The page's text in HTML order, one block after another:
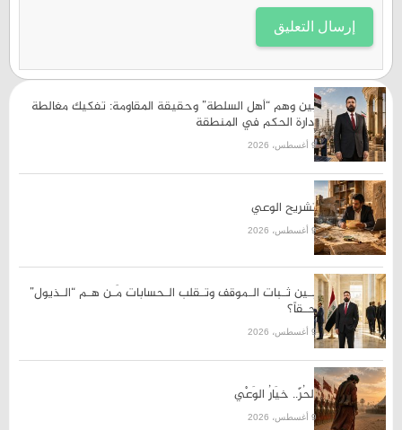
بين وهم “أهل السلطة” وحقيقة المقاومة: تفكيك مغالطة
إدارة الحكم في المنطقة
9 أغسطس، 2026
تشريح الوعي
9 أغسطس، 2026
بـين ثـبات الـموقف وتـقلب الـحسابات مَـن هـم “الـذيول”
حـقاً؟
9 أغسطس، 2026
الحُرّ.. خيَارُ الوَعْي
9 أغسطس، 2026